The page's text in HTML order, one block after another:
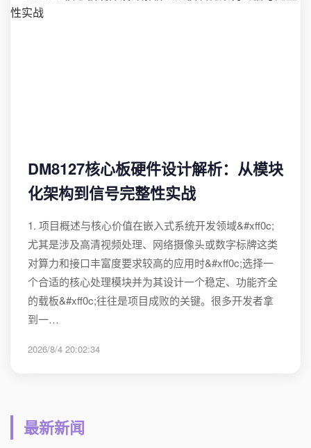
DM8127核心板硬件设计解析：从模块
化架构到信号完整性实战
1. 项目概述与核心价值在嵌入式系统开发领域&#xff0c;
尤其是涉及高清视频处理、网络摄像头或数字标牌这类
对算力和接口丰富度要求较高的应用时&#xff0c;选择一
个合适的核心处理模块并为其设计一个稳定、功能齐全
的载板&#xff0c;往往是项目成败的关键。很多开发者拿
到一…
2026/8/4 20:02:34
最新新闻